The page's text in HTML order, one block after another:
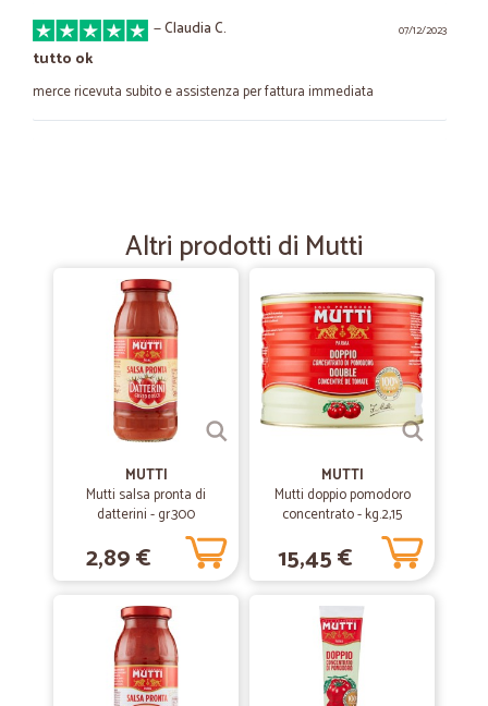
07/12/2023
—Claudia C.
tutto ok
merce ricevuta subito e assistenza per fattura immediata
però il prezzo non è competitivo con i supermercati più conosciuti e
28/12/2022
—Maurizio A.
Ho acquistato del caffè da questa…
Ho acquistato del caffè da questa azienda. Il prodotto è arrivato
velocemente e ben imballato. Non posso che dare 5 stelle.
18/11/2021
—Guido C.
Acquisto mostarda
Sito prenotazione facile e intuitivo; consegna avvenuta nei termini;
corriere gentile rispettoso delle normative covid19
—.
Altri prodotti di Mutti
MUTTI
Mutti salsa pronta di
datterini - gr.300
2,89 €
MUTTI
Mutti doppio pomodoro
concentrato - kg.2,15
15,45 €